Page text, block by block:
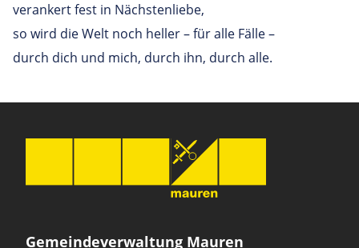
verankert fest in Nächstenliebe,
so wird die Welt noch heller – für alle Fälle –
durch dich und mich, durch ihn, durch alle.
Gemeindeverwaltung Mauren